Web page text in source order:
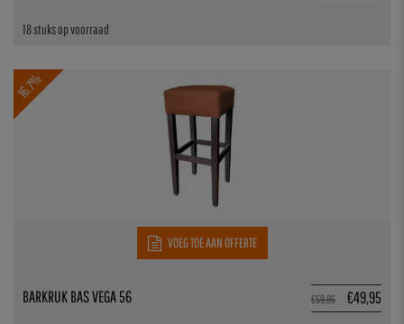
18 stuks op voorraad
16.7%
VOEG TOE AAN OFFERTE
€59,95 €49,95
BARKRUK BAS VEGA 56